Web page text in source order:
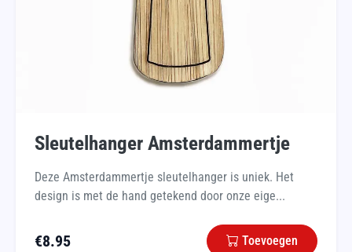
Sleutelhanger Amsterdammertje
Deze Amsterdammertje sleutelhanger is uniek. Het
design is met de hand getekend door onze eige...
€8.95 Toevoegen